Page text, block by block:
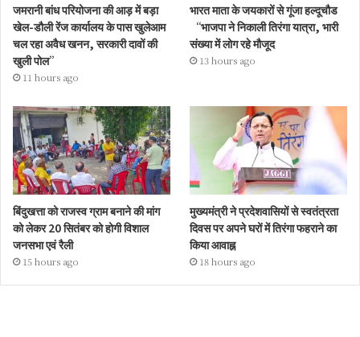
जमरानी बांध परियोजना की आड़ में बड़ा
खेल-डौली रेंज कार्यालय के पास खुलेआम
चल रहा अवैध खनन, सरकारी दावों की
खुली पोल”
11 hours ago
भारत माता के जयकारों से गूंजा हल्दूचौड
“भाजपा ने निकाली तिरंगा यात्रा, भारी
संख्या में लोग रहे मौजूद
13 hours ago
बिंदुखत्ता को राजस्व ग्राम बनाने की मांग
को लेकर 20 सितंबर को होगी विशाल
जनसभा एवं रैली
15 hours ago
मुख्यमंत्री ने प्रदेशवासियों से स्वतंत्रता
दिवस पर अपने घरों में तिरंगा फहराने का
किया आवाह्न
18 hours ago